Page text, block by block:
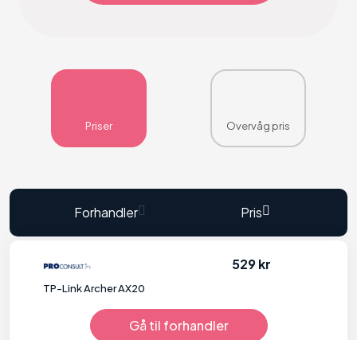
Priser Overvåg pris
Forhandler Pris
TP-Link Archer AX20
529 kr
Gå til forhandler